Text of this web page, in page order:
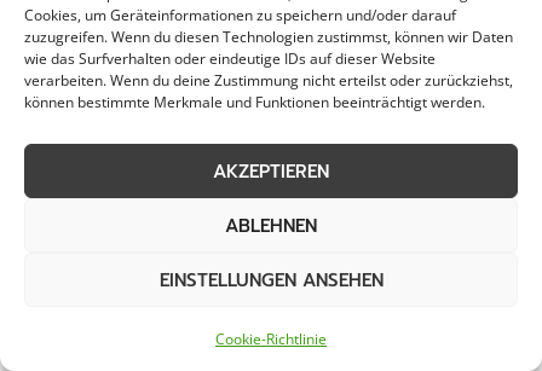
Cookies, um Geräteinformationen zu speichern und/oder darauf
zuzugreifen. Wenn du diesen Technologien zustimmst, können wir Daten
wie das Surfverhalten oder eindeutige IDs auf dieser Website
verarbeiten. Wenn du deine Zustimmung nicht erteilst oder zurückziehst,
können bestimmte Merkmale und Funktionen beeinträchtigt werden.
AKZEPTIEREN
ABLEHNEN
EINSTELLUNGEN ANSEHEN
Cookie-Richtlinie
schnelle und zuverlässige Schneeräumung zu
gewährleisten. Dabei werden nicht nur die
Hauptstraßen, sondern auch Nebenstraßen
und Gehwege berücksichtigt, um die Mobilität
aller Bürgerinnen und Bürger sicherzustellen.
Besonders in den Wintermonaten spielt der
Schneeabtransport eine entscheidende Rolle
Möhnesee. Auch in Zukunft wird die Gemeinde
des Schneeabtransports investieren, um den